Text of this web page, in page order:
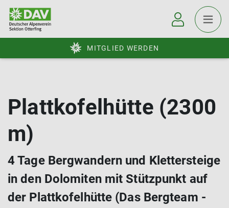
MITGLIED WERDEN
Plattkofelhütte (2300
m)
4 Tage Bergwandern und Klettersteige
in den Dolomiten mit Stützpunkt auf
der Plattkofelhütte (Das Bergteam -